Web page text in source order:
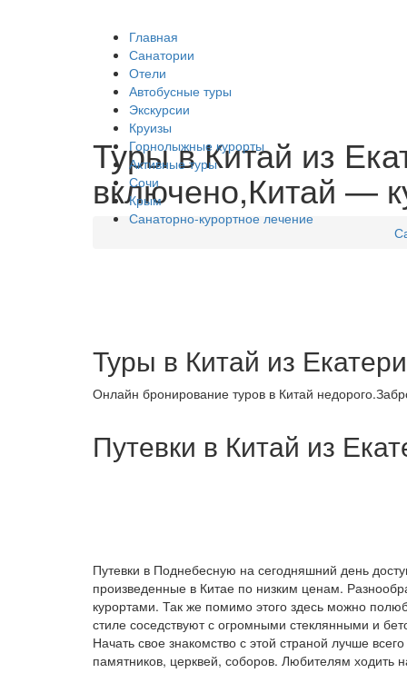
Главная
Санатории
Отели
Автобусные туры
Экскурсии
Круизы
Горнолыжные курорты
Активные туры
Сочи
Крым
Санаторно-курортное лечение
Туры в Китай из
включено,Китай —
Туры в Китай из
Онлайн бронирование туров в Китай
Путевки в Китай из
Путевки в Поднебесную на сегодняшний день
произведенные в Китае по низким ценам.
курортами. Так же помимо этого здесь можно
стиле соседствуют с огромными стеклянными и
Начать свое знакомство с этой страной лучше
памятников, церквей, соборов. Любителям ходить